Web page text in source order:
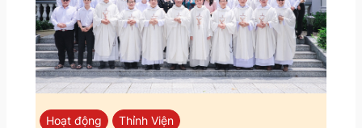
Hoạt động Thỉnh Viện